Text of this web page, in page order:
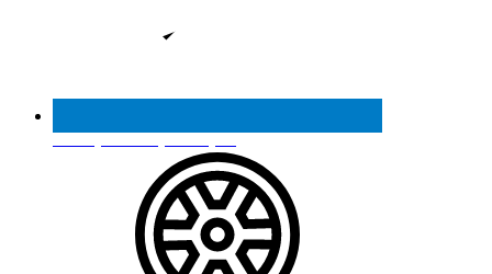
Реестр МинПромТорга